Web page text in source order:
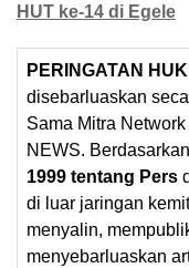
HUT ke-14 di Egele
PERINGATAN
disebarluaskan
Sama Mitra
NEWS. Berdasarkan
1999 tentang Pers
di luar jaringan
menyalin,
menyebarluaskan